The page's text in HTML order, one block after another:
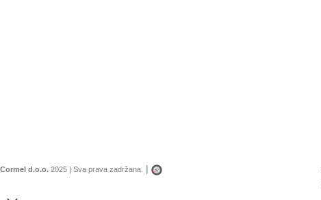
Cormel d.o.o. 2025 | Sva prava zadržana. |